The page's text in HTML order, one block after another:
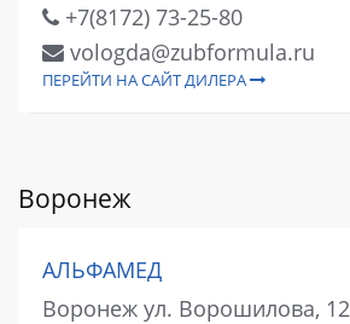
+7(8172) 73-25-80
vologda@zubformula.ru
ПЕРЕЙТИ НА САЙТ ДИЛЕРА
Воронеж
АЛЬФАМЕД
Воронеж ул. Ворошилова, 12